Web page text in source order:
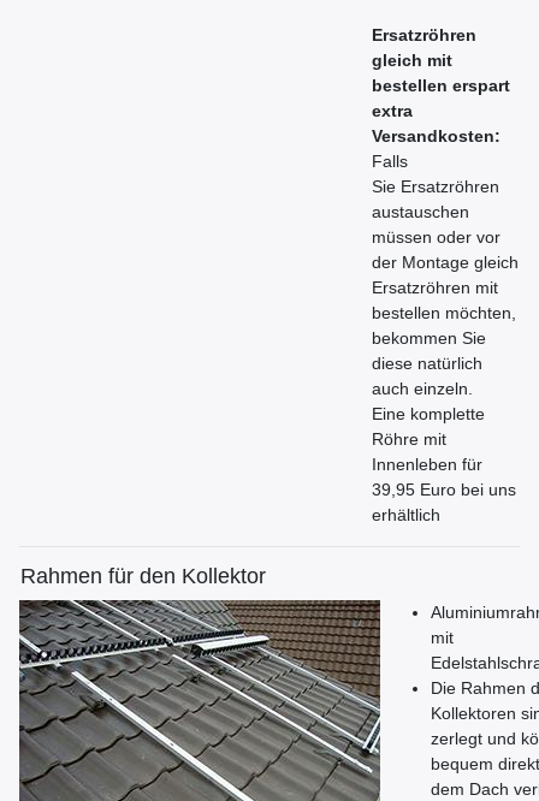
Ersatzröhren
gleich mit
bestellen erspart
extra
Versandkosten:
Falls
Sie Ersatzröhren
austauschen
müssen oder vor
der Montage gleich
Ersatzröhren mit
bestellen möchten,
bekommen Sie
diese natürlich
auch einzeln.
Eine komplette
Röhre mit
Innenleben für
39,95 Euro bei uns
erhältlich
Rahmen für den Kollektor
mit
Die Rahmen
Kollektoren
zerlegt und
bequem
dem Dach